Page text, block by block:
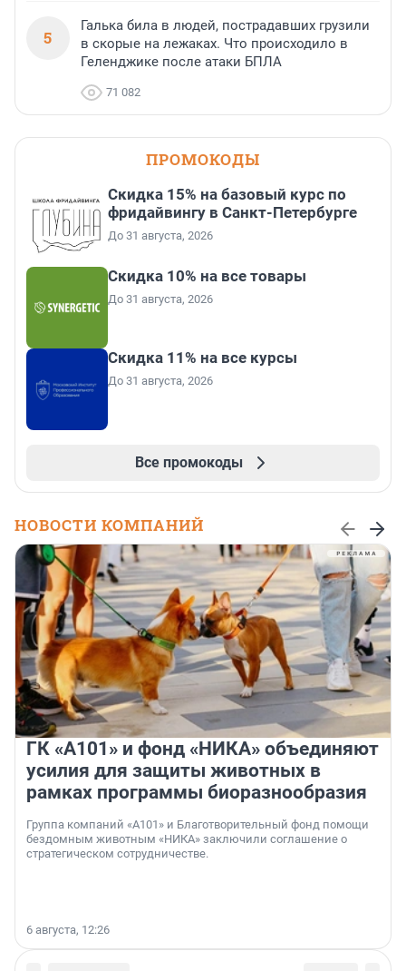
5
Галька била в людей, пострадавших грузили
в скорые на лежаках. Что происходило в
Геленджике после атаки БПЛА
71 082
ПРОМОКОДЫ
Скидка 15% на базовый курс по
фридайвингу в Санкт-Петербурге
До 31 августа, 2026
Скидка 10% на все товары
До 31 августа, 2026
Скидка 11% на все курсы
До 31 августа, 2026
Все промокоды
НОВОСТИ КОМПАНИЙ
ГК «А101» и фонд «НИКА» объединяют
усилия для защиты животных в
рамках программы биоразнообразия
Группа компаний «А101» и Благотворительный фонд помощи
бездомным животным «НИКА» заключили соглашение о
стратегическом сотрудничестве.
6 августа, 12:26